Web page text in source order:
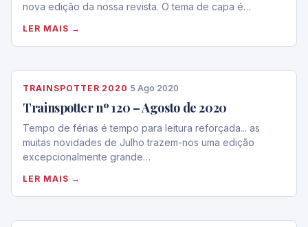
nova edição da nossa revista. O tema de capa é…
LER MAIS →
TRAINSPOTTER 2020 ·5 Ago 2020
Trainspotter nº 120 – Agosto de 2020
Tempo de férias é tempo para leitura reforçada... as
muitas novidades de Julho trazem-nos uma edição
excepcionalmente grande…
LER MAIS →